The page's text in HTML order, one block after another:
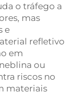
o tráfego a
mas
e
refletivo
em
ou
riscos no
materiais